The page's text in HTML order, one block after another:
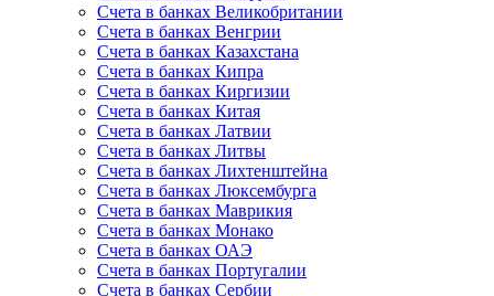
Счета в банках Великобритании
Счета в банках Венгрии
Счета в банках Казахстана
Счета в банках Кипра
Счета в банках Киргизии
Счета в банках Китая
Счета в банках Латвии
Счета в банках Литвы
Счета в банках Лихтенштейна
Счета в банках Люксембурга
Счета в банках Маврикия
Счета в банках Монако
Счета в банках ОАЭ
Счета в банках Португалии
Счета в банках Сербии